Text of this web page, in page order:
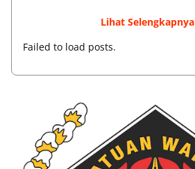
Lihat Selengkapnya
Failed to load posts.